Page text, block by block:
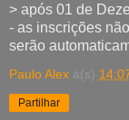
> após 01 de
- as inscrições
serão
Paulo Alex à(s)
Partilhar